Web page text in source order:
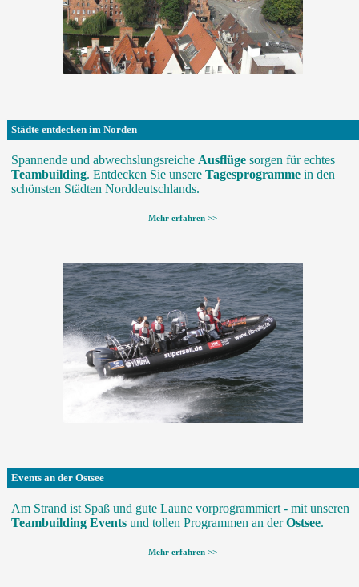
Städte entdecken im Norden
Spannende und abwechslungsreiche Ausflügesorgen für echtes
Teambuilding. Entdecken Sie unsere Tagesprogrammein den
schönsten Städten Norddeutschlands.
Mehr erfahren >>
Events an der Ostsee
Am Strand ist Spaß und gute Laune vorprogrammiert - mit unseren
Teambuilding Eventsund tollen Programmen an derOstsee.
Mehr erfahren >>